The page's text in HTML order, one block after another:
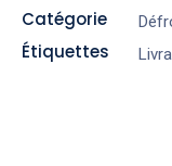
Catégorie
Étiquettes